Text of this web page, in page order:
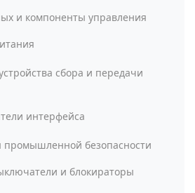
и компоненты управления
сбора и передачи
интерфейса
промышленной безопасности
и блокираторы